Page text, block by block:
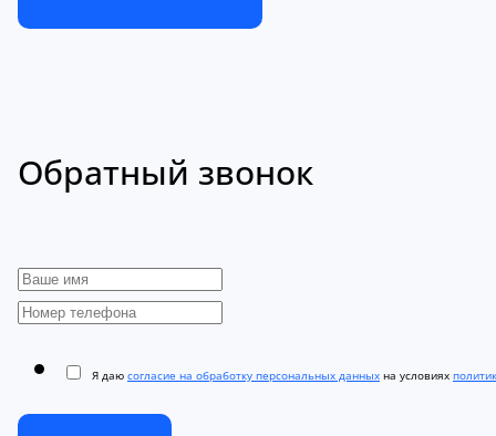
Обратный звонок
Я даю согласие на обработку персональных данных на условиях